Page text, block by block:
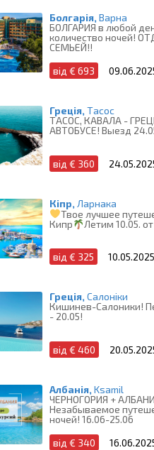
Болгарія, Варна
БОЛГАРИЯ в любой
количество ночей!
СЕМЬЕЙ!!
від € 693
Греція, Тасос
ТАСОС, КАВАЛА -
АВТОБУСЕ! Выезд
від € 360
Кіпр, Ларнака
Твое лучшее
Кипр
Летим 10.05.
від € 325 10.05.2025
Греція, Салоніки
Кишинев-Салоники!
- 20.05!
від € 460
Албанія, Ksamil
ЧЕРНОГОРИЯ +
Незабываемое
ночей! 16.06-25.06
від € 340